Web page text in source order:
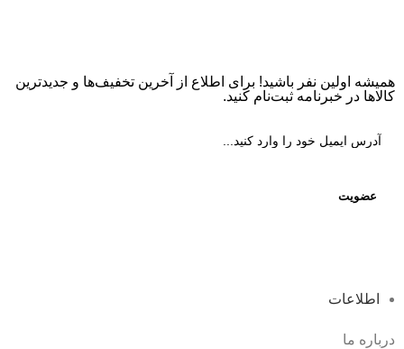
همیشه اولین نفر باشید! برای اطلاع از آخرین تخفیف‌ها و جدیدترین
کالاها در خبرنامه ثبت‌نام کنید.
اطلاعات
درباره ما